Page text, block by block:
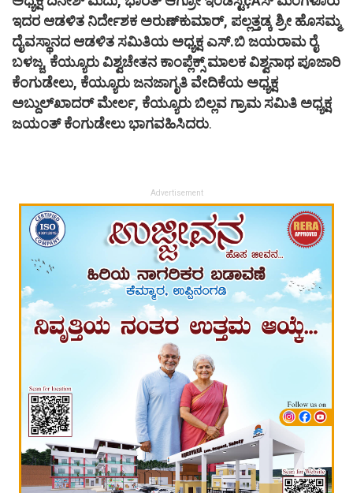
ಇದರ ಆಡಳಿತ ನಿರ್ದೇಶಕ ಅರುಣ್‌ಕುಮಾರ್, ಪಲ್ಲತ್ತಡ್ಕ ಶ್ರೀ ಹೊಸಮ್ಮ
ದೈವಸ್ಥಾನದ ಆಡಳಿತ ಸಮಿತಿಯ ಅಧ್ಯಕ್ಷ ಎಸ್.ಬಿ ಜಯರಾಮ ರೈ
ಬಳಜ್ಜ, ಕೆಯ್ಯೂರು ವಿಶ್ವಚೇತನ ಕಾಂಪ್ಲೆಕ್ಸ್ ಮಾಲಕ ವಿಶ್ವನಾಥ ಪೂಜಾರಿ
ಕೆಂಗುಡೇಲು, ಕೆಯ್ಯೂರು ಜನಜಾಗೃತಿ ವೇದಿಕೆಯ ಅಧ್ಯಕ್ಷ
ಅಬ್ದುಲ್‌ಖಾದರ್ ಮೇರ್ಲ, ಕೆಯ್ಯೂರು ಬಿಲ್ಲವ ಗ್ರಾಮ ಸಮಿತಿ ಅಧ್ಯಕ್ಷ
ಜಯಂತ್ ಕೆಂಗುಡೇಲು ಭಾಗವಹಿಸಿದರು.
Advertisement